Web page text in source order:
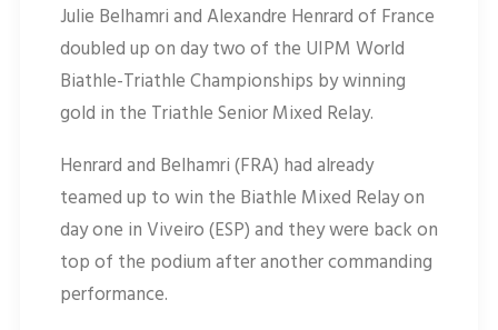
Julie Belhamri and Alexandre Henrard of France
doubled up on day two of the UIPM World
Biathle-Triathle Championships by winning
gold in the Triathle Senior Mixed Relay.
Henrard and Belhamri (FRA) had already
teamed up to win the Biathle Mixed Relay on
day one in Viveiro (ESP) and they were back on
top of the podium after another commanding
performance.